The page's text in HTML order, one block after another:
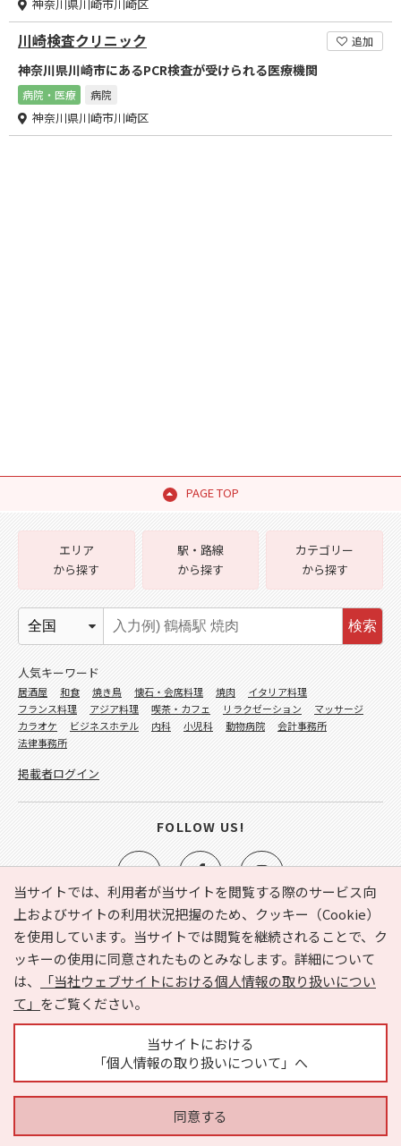
神奈川県川崎市川崎区
川崎検査クリニック 追加
神奈川県川崎市にあるPCR検査が受けられる医療機関
病院・医療 病院
神奈川県川崎市川崎区
PAGE TOP
当サイトでは、利用者が当サイトを閲覧する際のサービス向
上およびサイトの利用状況把握のため、クッキー（Cookie）
を使用しています。当サイトでは閲覧を継続されることで、ク
ッキーの使用に同意されたものとみなします。詳細について
は、
「当社ウェブサイトにおける個人情報の取り扱いについ
て」 をご覧ください。
当サイトにおける
「個人情報の取り扱いについて」へ
同意する
e-NAVITA（イーナビタ）とは？ お気に入り
ヘルプ
利用規約
個人情報の取り扱いについて
運営会社
サイトマップ
広告掲載に関するお問い合わせ
エリア
から探す
駅・路線
から探す
カテゴリー
から探す
検索
人気キーワード
居酒屋 和食 焼き鳥 懐石・会席料理 焼肉
イタリア料理
フランス料理
アジア料理 喫茶・カフェ リラクゼーション
マッサージ
カラオケ
ビジネスホテル 内科 小児科 動物病院
会計事務所
法律事務所
掲載者ログイン
FOLLOW US!
Copyright © HYOJITO.Co.,Ltd. All Rights Reserved.